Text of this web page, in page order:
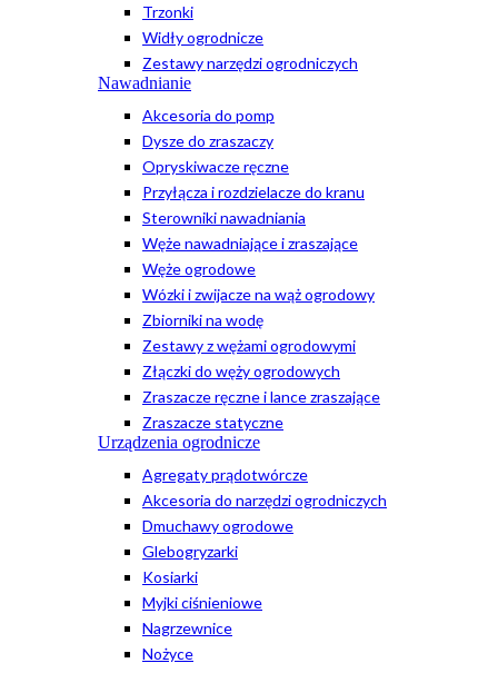
Trzonki
Widły ogrodnicze
Zestawy narzędzi ogrodniczych
Nawadnianie
Akcesoria do pomp
Dysze do zraszaczy
Opryskiwacze ręczne
Przyłącza i rozdzielacze do kranu
Sterowniki nawadniania
Węże nawadniające i zraszające
Węże ogrodowe
Wózki i zwijacze na wąż ogrodowy
Zbiorniki na wodę
Zestawy z wężami ogrodowymi
Złączki do węży ogrodowych
Zraszacze ręczne i lance zraszające
Zraszacze statyczne
Urządzenia ogrodnicze
Agregaty prądotwórcze
Akcesoria do narzędzi ogrodniczych
Dmuchawy ogrodowe
Glebogryzarki
Kosiarki
Myjki ciśnieniowe
Nagrzewnice
Nożyce